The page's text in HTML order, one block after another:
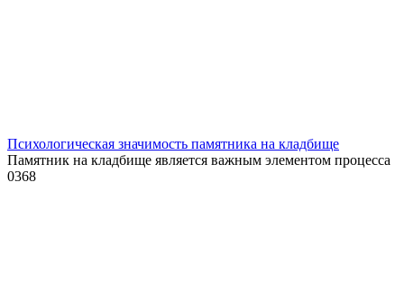
Психологическая значимость памятника на кладбище
Памятник на кладбище является важным элементом процесса
0368